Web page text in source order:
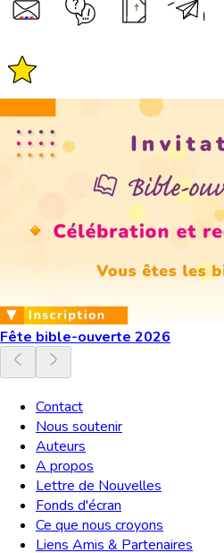
Fête bible-ouverte 2026
Contact
Nous soutenir
Auteurs
A propos
Lettre de Nouvelles
Fonds d'écran
Ce que nous croyons
Liens Amis & Partenaires